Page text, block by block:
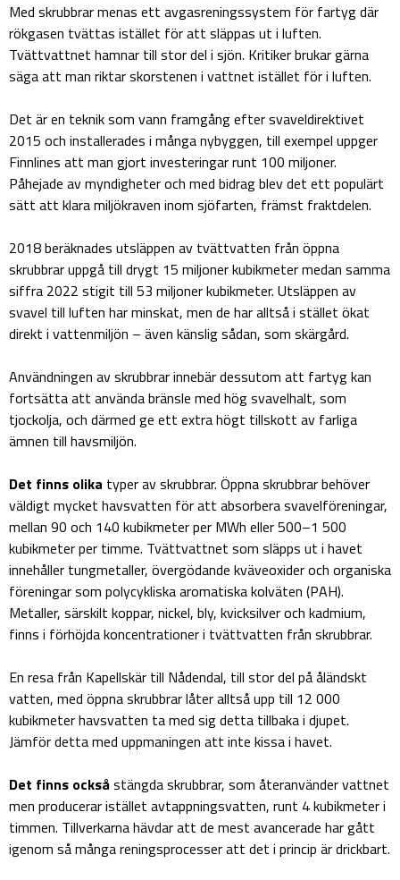
Med skrubbrar menas ett avgasreningssystem för fartyg där
rökgasen tvättas istället för att släppas ut i luften.
Tvättvattnet hamnar till stor del i sjön. Kritiker brukar gärna
säga att man riktar skorstenen i vattnet istället för i luften.
Det är en teknik som vann framgång efter svaveldirektivet
2015 och installerades i många nybyggen, till exempel uppger
Finnlines att man gjort investeringar runt 100 miljoner.
Påhejade av myndigheter och med bidrag blev det ett populärt
sätt att klara miljökraven inom sjöfarten, främst fraktdelen.
2018 beräknades utsläppen av tvättvatten från öppna
skrubbrar uppgå till drygt 15 miljoner kubikmeter medan samma
siffra 2022 stigit till 53 miljoner kubikmeter. Utsläppen av
svavel till luften har minskat, men de har alltså i stället ökat
direkt i vattenmiljön – även känslig sådan, som skärgård.
Användningen av skrubbrar innebär dessutom att fartyg kan
fortsätta att använda bränsle med hög svavelhalt, som
tjockolja, och därmed ge ett extra högt tillskott av farliga
ämnen till havsmiljön.
Det finns olika typer av skrubbrar. Öppna skrubbrar behöver
väldigt mycket havsvatten för att absorbera svavelföreningar,
mellan 90 och 140 kubikmeter per MWh eller 500–1 500
kubikmeter per timme. Tvättvattnet som släpps ut i havet
innehåller tungmetaller, övergödande kväveoxider och organiska
föreningar som polycykliska aromatiska kolväten (PAH).
Metaller, särskilt koppar, nickel, bly, kvicksilver och kadmium,
finns i förhöjda koncentrationer i tvättvatten från skrubbrar.
En resa från Kapellskär till Nådendal, till stor del på åländskt
vatten, med öppna skrubbrar låter alltså upp till 12 000
kubikmeter havsvatten ta med sig detta tillbaka i djupet.
Jämför detta med uppmaningen att inte kissa i havet.
Det finns ocksåstängda skrubbrar, som återanvänder vattnet
men producerar istället avtappningsvatten, runt 4 kubikmeter i
timmen. Tillverkarna hävdar att de mest avancerade har gått
igenom så många reningsprocesser att det i princip är drickbart.